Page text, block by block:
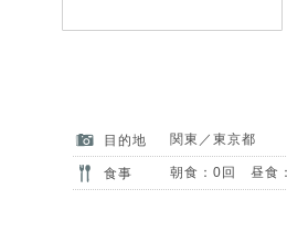
目的地 関東／東京都
食事 朝食：0回 昼食